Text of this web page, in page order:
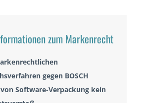
zum Markenrecht
gegen BOSCH
Software-Verpackung kein